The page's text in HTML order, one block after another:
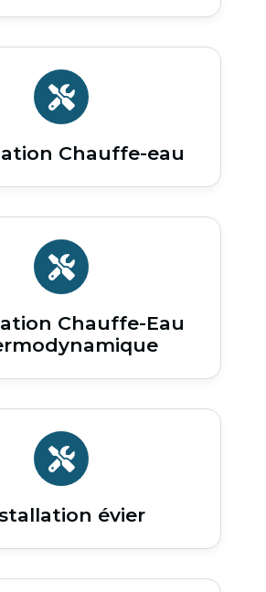
Chauffe-eau
Chauffe-Eau
évier